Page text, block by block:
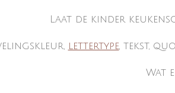
Laat de kinder
lettertype, tekst,
Wat